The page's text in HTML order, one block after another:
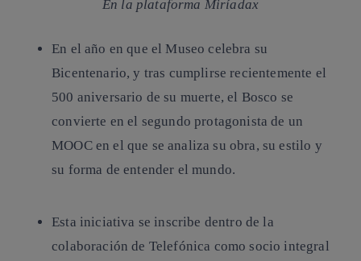
En la plataforma Miríadax
En el año en que el Museo celebra su
Bicentenario, y tras cumplirse recientemente el
500 aniversario de su muerte, el Bosco se
convierte en el segundo protagonista de un
MOOC en el que se analiza su obra, su estilo y
su forma de entender el mundo.
Esta iniciativa se inscribe dentro de la
colaboración de Telefónica como socio integral